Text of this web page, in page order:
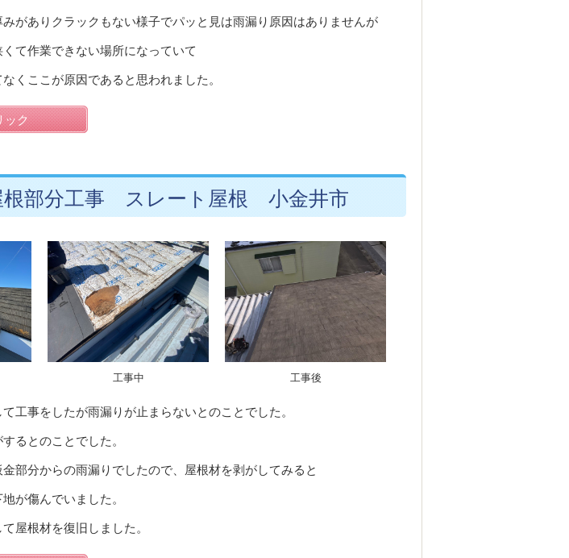
がありクラックもない様子でパッと見は雨漏り原因はありませんが
て作業できない場所になっていて
くここが原因であると思われました。
ック
部分工事 スレート屋根 小金井市
工事中 工事後
工事をしたが雨漏りが止まらないとのことでした。
るとのことでした。
部分からの雨漏りでしたので、屋根材を剥がしてみると
が傷んでいました。
屋根材を復旧しました。